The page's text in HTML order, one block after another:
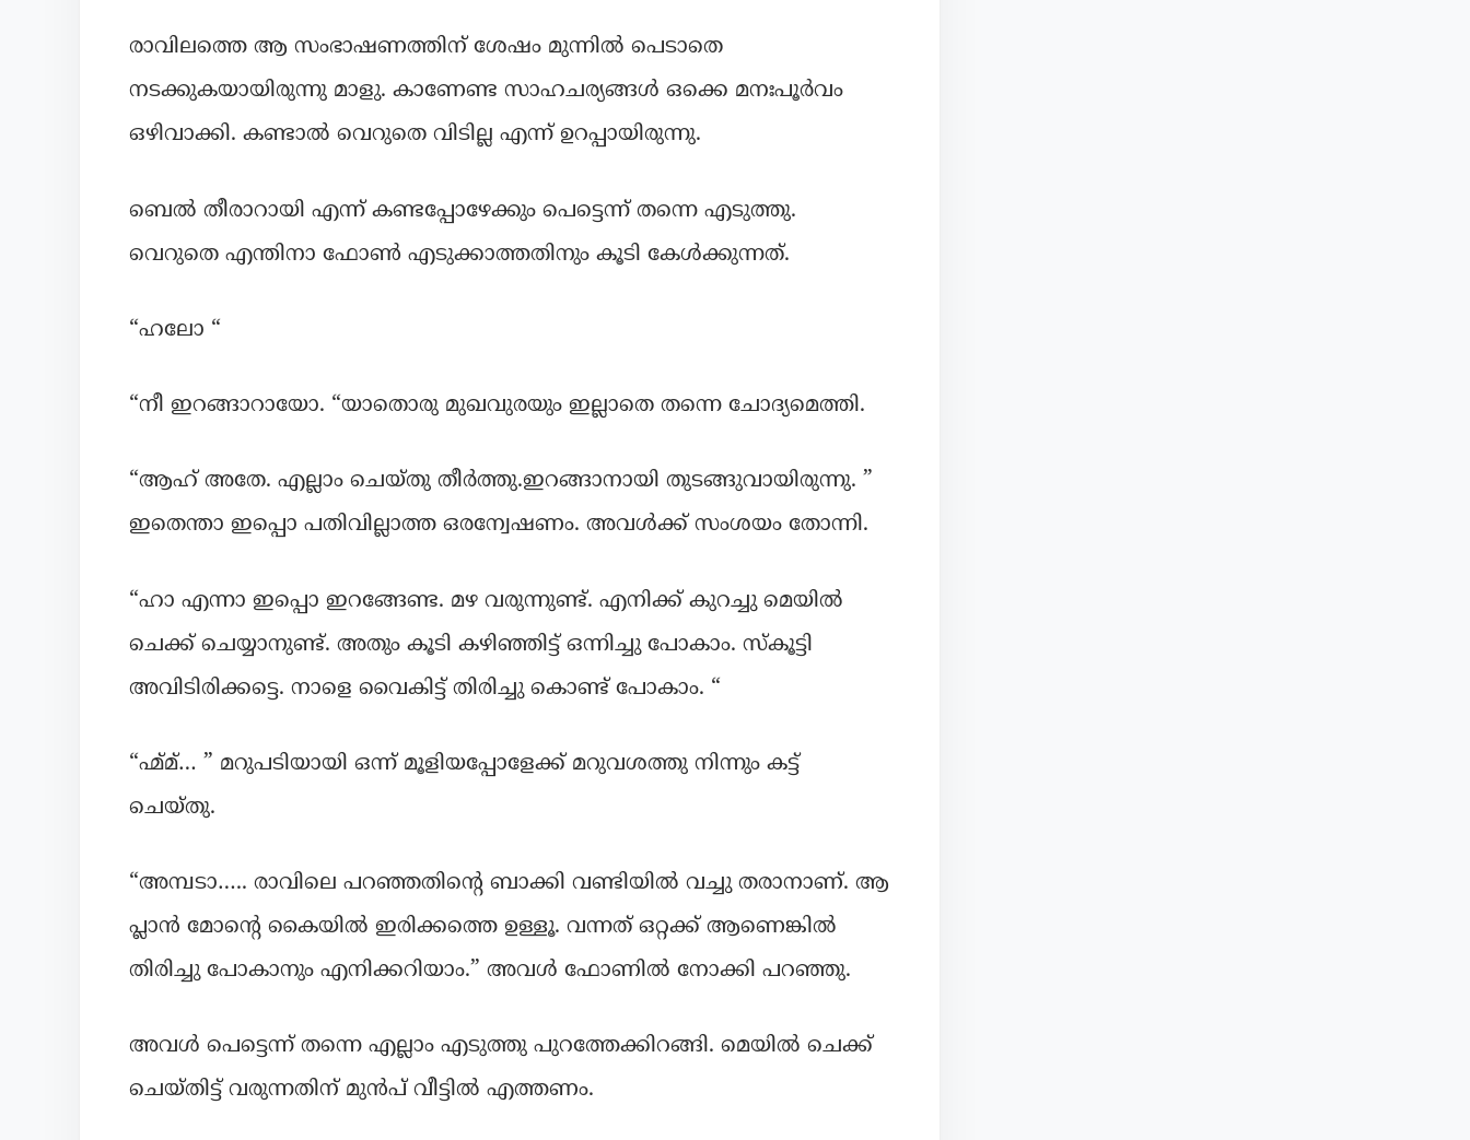
രാവിലത്തെ ആ സംഭാഷണത്തിന് ശേഷം മുന്നിൽ പെടാതെ
നടക്കുകയായിരുന്നു മാളു. കാണേണ്ട സാഹചര്യങ്ങൾ ഒക്കെ മനഃപൂർവം
ഒഴിവാക്കി. കണ്ടാൽ വെറുതെ വിടില്ല എന്ന് ഉറപ്പായിരുന്നു.
ബെൽ തീരാറായി എന്ന് കണ്ടപ്പോഴേക്കും പെട്ടെന്ന് തന്നെ എടുത്തു.
വെറുതെ എന്തിനാ ഫോൺ എടുക്കാത്തതിനും കൂടി കേൾക്കുന്നത്.
“ഹലോ “
“നീ ഇറങ്ങാറായോ. “യാതൊരു മുഖവുരയും ഇല്ലാതെ തന്നെ ചോദ്യമെത്തി.
“ആഹ് അതേ. എല്ലാം ചെയ്തു തീർത്തു.ഇറങ്ങാനായി തുടങ്ങുവായിരുന്നു. ”
ഇതെന്താ ഇപ്പൊ പതിവില്ലാത്ത ഒരന്വേഷണം. അവൾക്ക് സംശയം തോന്നി.
“ഹാ എന്നാ ഇപ്പൊ ഇറങ്ങേണ്ട. മഴ വരുന്നുണ്ട്. എനിക്ക് കുറച്ചു മെയിൽ
ചെക്ക് ചെയ്യാനുണ്ട്. അതും കൂടി കഴിഞ്ഞിട്ട് ഒന്നിച്ചു പോകാം. സ്കൂട്ടി
അവിടിരിക്കട്ടെ. നാളെ വൈകിട്ട് തിരിച്ചു കൊണ്ട് പോകാം. “
“ഹ്മ്മ്… ” മറുപടിയായി ഒന്ന് മൂളിയപ്പോളേക്ക് മറുവശത്തു നിന്നും കട്ട്‌
ചെയ്തു.
“അമ്പടാ….. രാവിലെ പറഞ്ഞതിന്റെ ബാക്കി വണ്ടിയിൽ വച്ചു തരാനാണ്. ആ
പ്ലാൻ മോന്റെ കൈയിൽ ഇരിക്കത്തെ ഉള്ളൂ. വന്നത് ഒറ്റക്ക് ആണെങ്കിൽ
തിരിച്ചു പോകാനും എനിക്കറിയാം.” അവൾ ഫോണിൽ നോക്കി പറഞ്ഞു.
അവൾ പെട്ടെന്ന് തന്നെ എല്ലാം എടുത്തു പുറത്തേക്കിറങ്ങി. മെയിൽ ചെക്ക്
ചെയ്തിട്ട് വരുന്നതിന് മുൻപ് വീട്ടിൽ എത്തണം.